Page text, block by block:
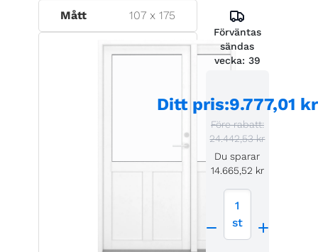
Mått 107 x175
Förväntas
sändas
vecka: 39
Ditt pris:9.777,01 kr
Före rabatt:
24.442,53 kr
Du sparar
14.665,52 kr
1
st